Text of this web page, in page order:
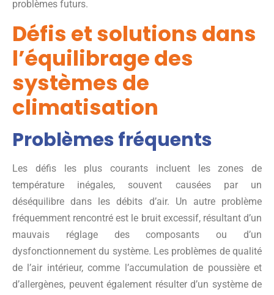
problèmes futurs.
Défis et solutions dans
l’équilibrage des
systèmes de
climatisation
Problèmes fréquents
Les défis les plus courants incluent les zones de
température inégales, souvent causées par un
déséquilibre dans les débits d’air. Un autre problème
fréquemment rencontré est le bruit excessif, résultant d’un
mauvais réglage des composants ou d’un
dysfonctionnement du système. Les problèmes de qualité
de l’air intérieur, comme l’accumulation de poussière et
d’allergènes, peuvent également résulter d’un système de